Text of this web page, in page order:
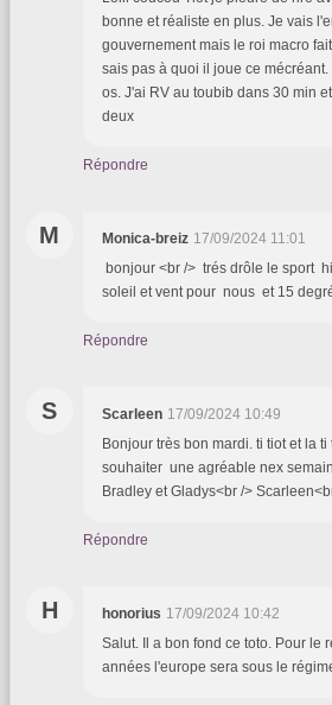
bonne et réaliste en plus. Je vais
gouvernement mais le roi macro
sais pas à quoi il joue ce
os. J'ai RV au toubib dans 30 min
deux
Répondre
M Monica-breiz 17/09/2024 11:01
bonjour <br /> trés drôle le sport
soleil et vent pour nous et 15
Répondre
S Scarleen 17/09/2024 10:49
Bonjour très bon mardi. ti tiot et la
souhaiter une agréable nex
Bradley et Gladys<br />
Répondre
H honorius 17/09/2024 10:42
Salut. Il a bon fond ce toto. Pour le
années l'europe sera sous le